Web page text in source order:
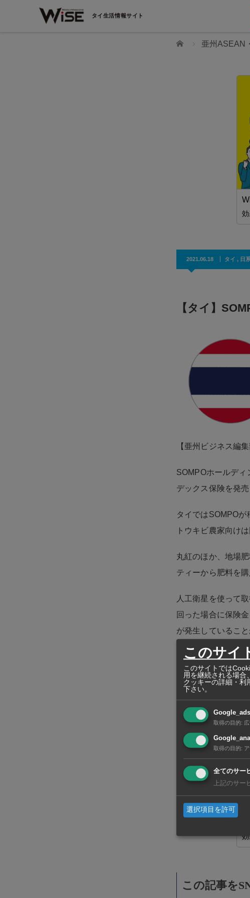
タイ生活情報サイト
ホーム 亜州ASEAN
2021.06.18 タイ , 日
【タイ】
【亜州ビジネス編集
SOMPOホールデ
デックス保険を発
タイではSOMPO
トウキビ農家向け
丸紅のほか、地場
ティーから肥料を
人工衛星を使って
回った場合に保険
が発生しているこ
この記事を
このサイ
このサイトでは
用を継続される場合
クッキーの詳細・利
下さい。
Google_ads
取得の目的:
取得の目的:
全てのサー
上記のサー
選択項目を許可